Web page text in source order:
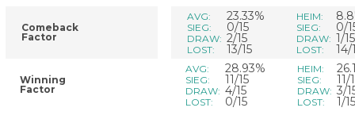
Comeback
Factor
Winning
Factor
AVG: 23.33%
SIEG: 0/15
DRAW: 2/15
LOST: 13/15
HEIM:
SIEG: 0/
DRAW: 1/15
LOST: 14/
AVG: 28.93%
SIEG: 11/15
DRAW: 4/15
LOST: 0/15
HEIM:
SIEG: 11/
DRAW: 3/
LOST: 1/15